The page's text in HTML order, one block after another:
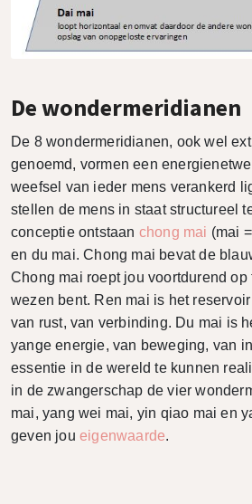
De wondermeridianen
De 8 wondermeridianen, ook wel
genoemd, vormen een
weefsel van ieder mens verankerd
stellen de mens in staat structureel
conceptie ontstaan chong mai (mai
en du mai. Chong mai bevat de
Chong mai roept jou voortdurend
wezen bent. Ren mai is het
van rust, van verbinding. Du mai is
yange energie, van beweging, van
essentie in de wereld te kunnen
in de zwangerschap de vier
mai, yang wei mai, yin qiao mai en
geven jou eigenwaarde.